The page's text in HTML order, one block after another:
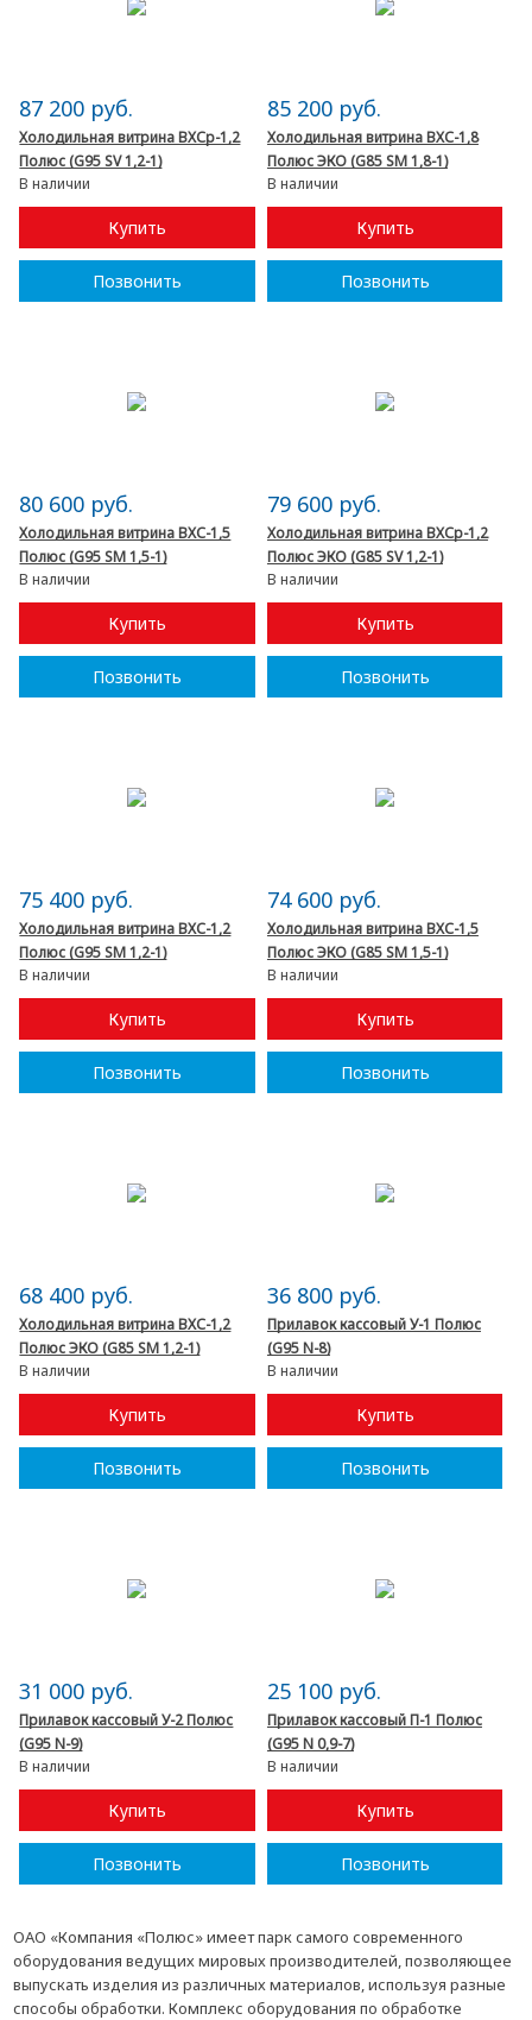
87 200 руб.
Холодильная витрина ВХСр-1,2
Полюс (G95 SV 1,2-1)
В наличии
Купить
Позвонить
85 200 руб.
Холодильная витрина ВХС-1,8
Полюс ЭКО (G85 SM 1,8-1)
В наличии
Купить
Позвонить
80 600 руб.
Холодильная витрина ВХС-1,5
Полюс (G95 SM 1,5-1)
В наличии
Купить
Позвонить
79 600 руб.
Холодильная витрина ВХСр-1,2
Полюс ЭКО (G85 SV 1,2-1)
В наличии
Купить
Позвонить
75 400 руб.
Холодильная витрина ВХС-1,2
Полюс (G95 SM 1,2-1)
В наличии
Купить
Позвонить
74 600 руб.
Холодильная витрина ВХС-1,5
Полюс ЭКО (G85 SM 1,5-1)
В наличии
Купить
Позвонить
68 400 руб.
Холодильная витрина ВХС-1,2
Полюс ЭКО (G85 SM 1,2-1)
В наличии
Купить
Позвонить
36 800 руб.
Прилавок кассовый У-1 Полюс
(G95 N-8)
В наличии
Купить
Позвонить
31 000 руб.
Прилавок кассовый У-2 Полюс
(G95 N-9)
В наличии
Купить
Позвонить
25 100 руб.
Прилавок кассовый П-1 Полюс
(G95 N 0,9-7)
В наличии
Купить
Позвонить
ОАО «Компания «Полюс» имеет парк самого современного
оборудования ведущих мировых производителей, позволяющее
выпускать изделия из различных материалов, используя разные
способы обработки. Комплекс оборудования по обработке